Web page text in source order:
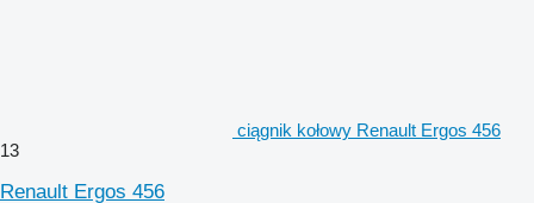
ciągnik kołowy Renault Ergos 456
13
Renault Ergos 456